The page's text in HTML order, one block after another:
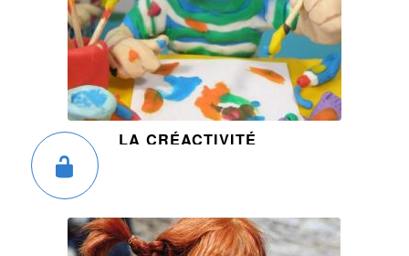
LA CRÉACTIVITÉ